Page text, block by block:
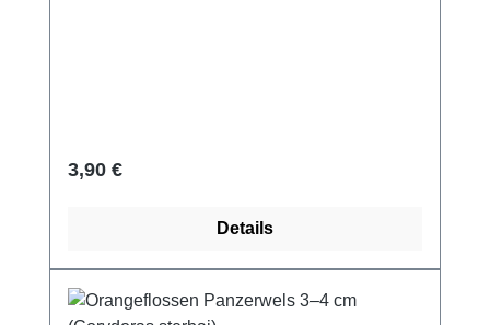
Regulärer Preis:
3,90 €
Details